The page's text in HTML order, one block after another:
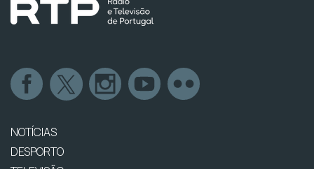
NOTÍCIAS
DESPORTO